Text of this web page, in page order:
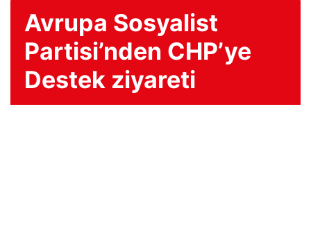
Avrupa Sosyalist
Partisi’nden CHP’ye
Destek ziyareti